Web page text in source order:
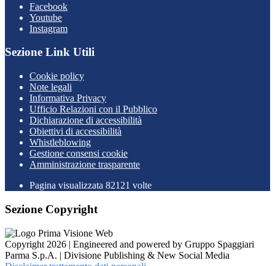
Facebook
Youtube
Instagram
Sezione Link Utili
Cookie policy
Note legali
Informativa Privacy
Ufficio Relazioni con il Pubblico
Dichiarazione di accessibilità
Obiettivi di accessibilità
Whistleblowing
Gestione consensi cookie
Amministrazione trasparente
Pagina visualizzata 82121 volte
Sezione Copyright
Copyright 2026 | Engineered and powered by Gruppo Spaggiari
Parma S.p.A. | Divisione Publishing & New Social Media